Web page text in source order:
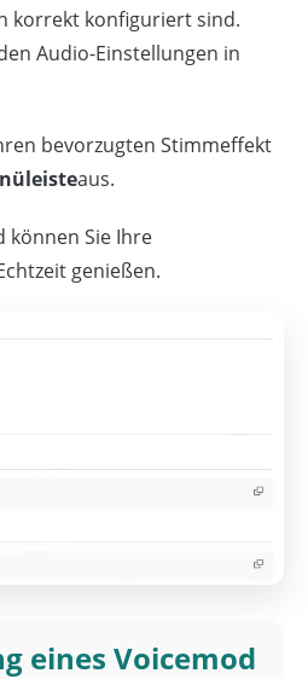
korrekt konfiguriert sind.
Audio-Einstellungen in
bevorzugten Stimmeffekt
aus.
können Sie Ihre
genießen.
eines Voicemod